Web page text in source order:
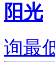
阳光
询最